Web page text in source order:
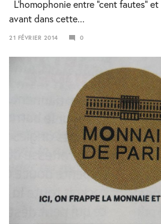
L’homophonie entre “cent fautes”
avant dans cette...
21 FÉVRIER 2014
0